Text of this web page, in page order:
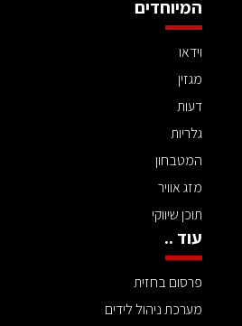
המיוחדים
וידאו
מגזין
דעות
גלריות
המטבחון
מזג אוויר
תוכן שיווקי
עוד ..
פרסום בחזית
מערכת ניהול לידים